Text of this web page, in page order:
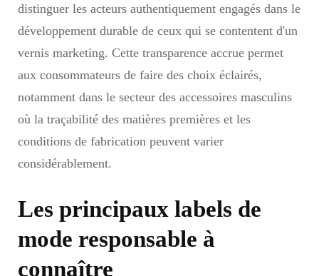
distinguer les acteurs authentiquement engagés dans le
développement durable de ceux qui se contentent d'un
vernis marketing. Cette transparence accrue permet
aux consommateurs de faire des choix éclairés,
notamment dans le secteur des accessoires masculins
où la traçabilité des matières premières et les
conditions de fabrication peuvent varier
considérablement.
Les principaux labels de
mode responsable à
connaître